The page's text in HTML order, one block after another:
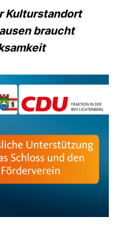
Kulturstandort
braucht